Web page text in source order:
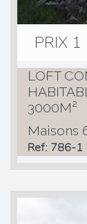
PRIX 1
LOFT
3000M²
Maisons
Ref: 786-1